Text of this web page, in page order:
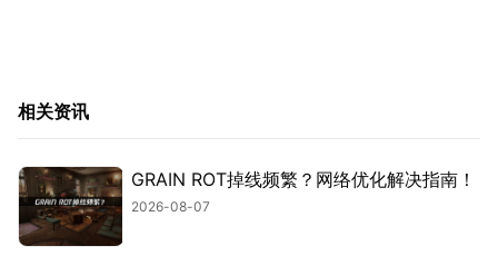
相关资讯
GRAIN ROT掉线频繁？网络优化解决指南！
2026-08-07